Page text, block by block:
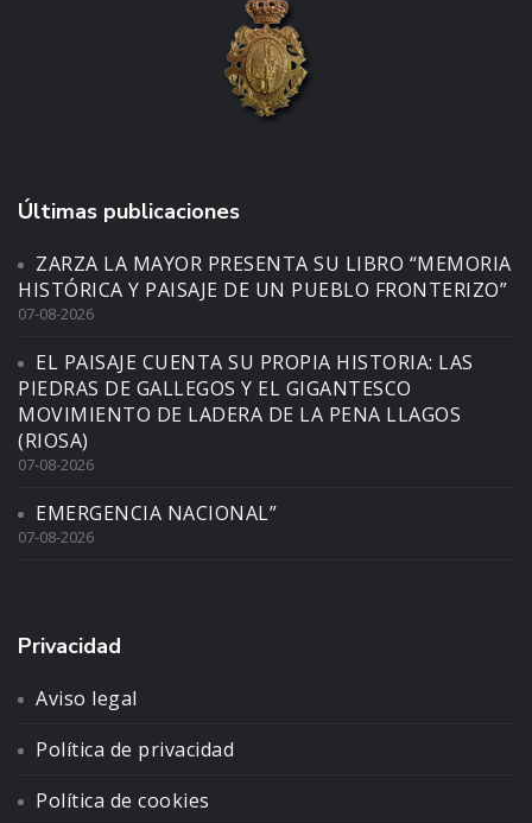
Últimas publicaciones
ZARZA LA MAYOR PRESENTA SU LIBRO “MEMORIA
HISTÓRICA Y PAISAJE DE UN PUEBLO FRONTERIZO”
07-08-2026
EL PAISAJE CUENTA SU PROPIA HISTORIA: LAS
PIEDRAS DE GALLEGOS Y EL GIGANTESCO
MOVIMIENTO DE LADERA DE LA PENA LLAGOS
(RIOSA)
07-08-2026
EMERGENCIA NACIONAL”
07-08-2026
Privacidad
Aviso legal
Política de privacidad
Política de cookies